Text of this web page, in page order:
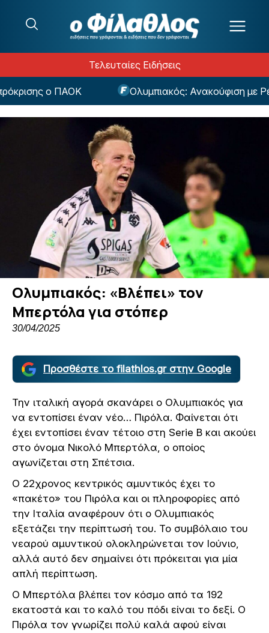
Τελευταίες Ειδήσεις
ο ΠΑΟΚ Ολυμπιακός: Ανακούφιση με
Ολυμπιακός: «Βλέπει» τον
Μπερτόλα για στόπερ
30/04/2025
Προσθέστε το filathlos.gr στην Google
Την ιταλική αγορά σκανάρει ο Ολυμπιακός για
να εντοπίσει έναν νέο… Πιρόλα. Φαίνεται ότι
έχει εντοπίσει έναν τέτοιο στη Serie B και ακούει
στο όνομα Νικολό Μπερτόλα, ο οποίος
αγωνίζεται στη Σπέτσια.
Ο 22χρονος κεντρικός αμυντικός έχει το
«πακέτο» του Πιρόλα και οι πληροφορίες από
την Ιταλία αναφέρουν ότι ο Ολυμπιακός
εξετάζει την περίπτωσή του. Το συμβόλαιο του
νεαρού αμυντικού ολοκληρώνεται τον Ιούνιο,
αλλά αυτό δεν σημαίνει ότι πρόκειται για μία
απλή περίπτωση.
Ο Μπερτόλα βλέπει τον κόσμο από τα 192
εκατοστά και το καλό του πόδι είναι το δεξί. Ο
Πιρόλα τον γνωρίζει πολύ καλά αφού είναι